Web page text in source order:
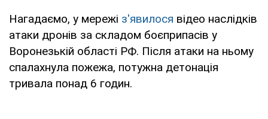
Нагадаємо, у мережі з'явилося відео наслідків
атаки дронів за складом боєприпасів у
Воронезькій області РФ. Після атаки на ньому
спалахнула пожежа, потужна детонація
тривала понад 6 годин.